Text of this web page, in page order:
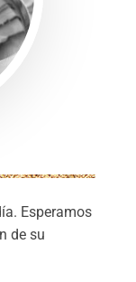
Esperamos
de su